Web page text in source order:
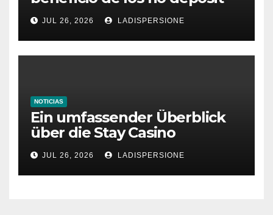
bonus codes de roby casino
JUL 26, 2026 LADISPERSIONE
NOTICIAS
Ein umfassender Überblick
über die Stay Casino
Bonusbedingungen
JUL 26, 2026 LADISPERSIONE